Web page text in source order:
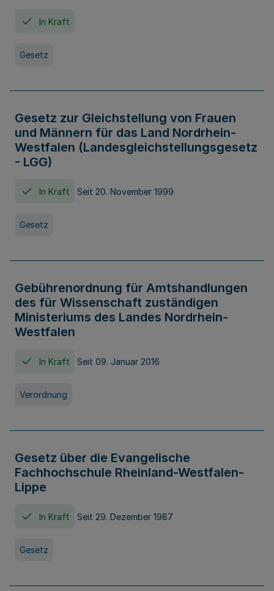
In Kraft
Gesetz
Gesetz zur Gleichstellung von Frauen
und Männern für das Land Nordrhein-
Westfalen (Landesgleichstellungsgesetz
- LGG)
In Kraft Seit 20. November 1999
Gesetz
Gebührenordnung für Amtshandlungen
des für Wissenschaft zuständigen
Ministeriums des Landes Nordrhein-
Westfalen
In Kraft Seit 09. Januar 2016
Verordnung
Gesetz über die Evangelische
Fachhochschule Rheinland-Westfalen-
Lippe
In Kraft Seit 29. Dezember 1987
Gesetz